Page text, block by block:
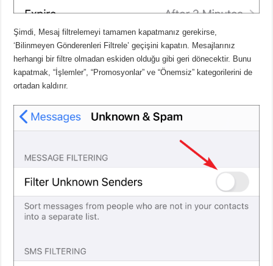
Şimdi, Mesaj filtrelemeyi tamamen kapatmanız gerekirse,
‘Bilinmeyen Gönderenleri Filtrele’ geçişini kapatın. Mesajlarınız
herhangi bir filtre olmadan eskiden olduğu gibi geri dönecektir. Bunu
kapatmak, “İşlemler”, “Promosyonlar” ve “Önemsiz” kategorilerini de
ortadan kaldırır.